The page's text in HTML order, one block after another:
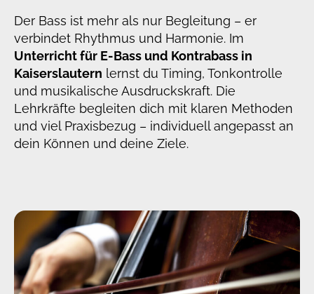
Der Bass ist mehr als nur Begleitung – er
verbindet Rhythmus und Harmonie. Im
Unterricht für E-Bass und Kontrabass in
Kaiserslautern lernst du Timing, Tonkontrolle
und musikalische Ausdruckskraft. Die
Lehrkräfte begleiten dich mit klaren Methoden
und viel Praxisbezug – individuell angepasst an
dein Können und deine Ziele.